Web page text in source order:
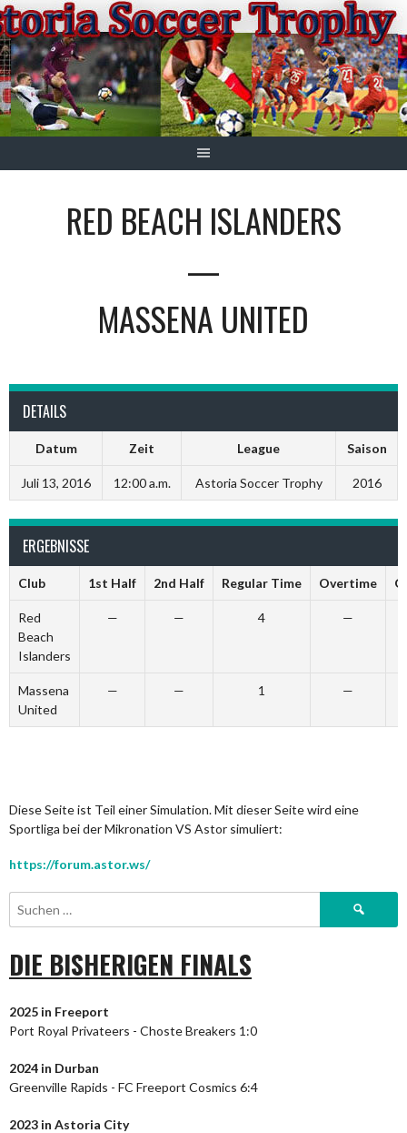
Springe
zum
Inhalt
RED BEACH ISLANDERS
—
MASSENA UNITED
DETAILS
Datum Zeit League Saison
Juli 13, 2016 12:00 a.m. Astoria Soccer Trophy 2016
ERGEBNISSE
Club 1st Half 2nd Half Regular Time Overtime
Red
Beach
Islanders
— — 4 —
Massena
United
— — 1 —
Diese Seite ist Teil einer Simulation. Mit dieser Seite wird eine
Sportliga bei der Mikronation VS Astor simuliert:
https://forum.astor.ws/
Suchen
DIE BISHERIGEN FINALS
2025 in Freeport
Port Royal Privateers - Choste Breakers 1:0
2024 in Durban
Greenville Rapids - FC Freeport Cosmics 6:4
2023 in Astoria City